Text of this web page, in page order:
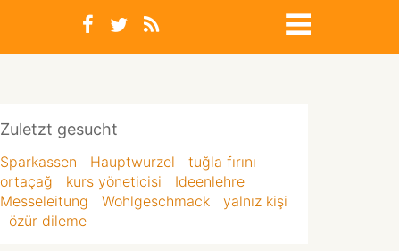
Zuletzt gesucht
Sparkassen Hauptwurzel
tuğla fırını
ortaçağ
kurs yöneticisi
Ideenlehre
Messeleitung
Wohlgeschmack
yalnız kişi
özür dileme